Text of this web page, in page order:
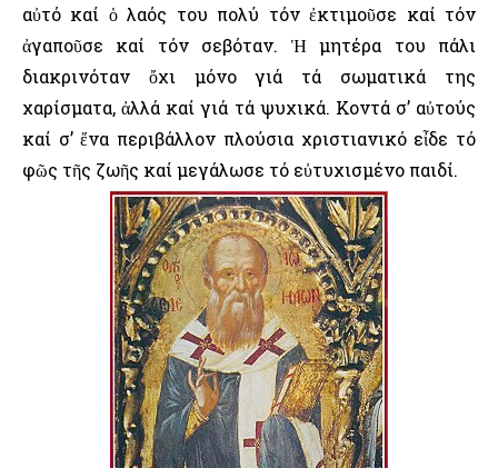
αὐτό καί ὁ λαός του πολύ τόν ἐκτιμοῦσε καί τόν
ἀγαποῦσε καί τόν σεβόταν. Ἡ μητέρα του πάλι
διακρινόταν ὄχι μόνο γιά τά σωματικά της
χαρίσματα, ἀλλά καί γιά τά ψυχικά. Κοντά σ’ αὐτούς
καί σ’ ἕνα περιβάλλον πλούσια χριστιανικό εἶδε τό
φῶς τῆς ζωῆς καί μεγάλωσε τό εὐτυχισμένο παιδί.